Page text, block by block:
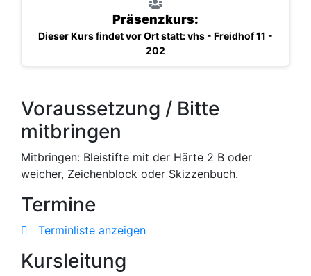
Präsenzkurs:
Dieser Kurs findet vor Ort statt: vhs - Freidhof 11 -
202
Voraussetzung / Bitte
mitbringen
Mitbringen: Bleistifte mit der Härte 2 B oder
weicher, Zeichenblock oder Skizzenbuch.
Termine
Terminliste anzeigen
Kursleitung